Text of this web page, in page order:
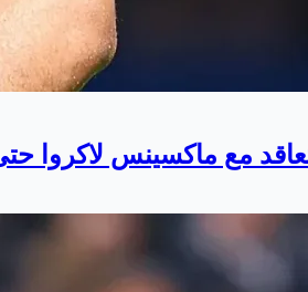
مع ماكسينس لاكروا حتى